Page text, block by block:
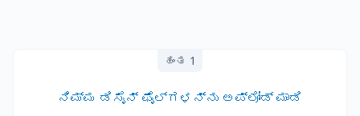
ಹಂತ 1
ನಿಮ್ಮ ಡಿಸೈನ್ ಫೈಲ್‌ಗಳನ್ನು ಅಪ್‌ಲೋಡ್ ಮಾಡಿ